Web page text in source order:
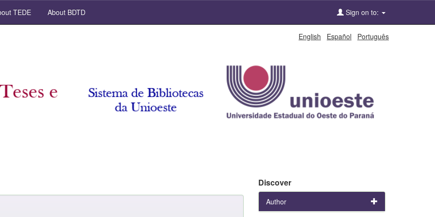
TEDE About BDTD Sign on to:
English Español Português
Discover
Author